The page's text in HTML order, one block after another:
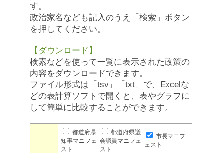
す。
政治家名なども記入のうえ「検索」ボタン
を押してください。
【ダウンロード】
検索などを使って一覧に表示された政策の
内容をダウンロードできます。
ファイル形式は「tsv」「txt」で、Excelな
どの表計算ソフトで開くと、表やグラフに
して簡単に比較することができます。
都道府県
知事マニフェ
スト
都道府県議
会議員マニフェ
スト
市長マニフ
ェスト